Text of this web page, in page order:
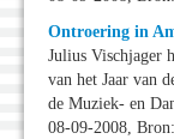
Ontroering in
Julius Vischjager
van het Jaar van
de Muziek- en
08-09-2008,